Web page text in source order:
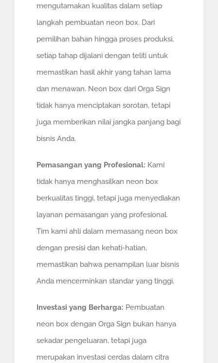
mengutamakan kualitas dalam setiap
langkah pembuatan neon box. Dari
pemilihan bahan hingga proses produksi,
setiap tahap dijalani dengan teliti untuk
memastikan hasil akhir yang tahan lama
dan menawan. Neon box dari Orga Sign
tidak hanya menciptakan sorotan, tetapi
juga memberikan nilai jangka panjang bagi
bisnis Anda.
Pemasangan yang Profesional: Kami
tidak hanya menghasilkan neon box
berkualitas tinggi, tetapi juga menyediakan
layanan pemasangan yang profesional.
Tim kami ahli dalam memasang neon box
dengan presisi dan kehati-hatian,
memastikan bahwa penampilan luar bisnis
Anda mencerminkan standar yang tinggi.
Investasi yang Berharga: Pembuatan
neon box dengan Orga Sign bukan hanya
sekadar pengeluaran, tetapi juga
merupakan investasi cerdas dalam citra